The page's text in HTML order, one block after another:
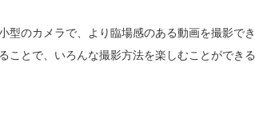
型のカメラで、より臨場感のある動画を撮影でき
ことで、いろんな撮影方法を楽しむことができる